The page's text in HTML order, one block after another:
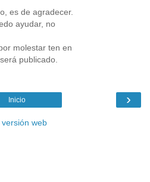
es de agradecer.
ayudar, no
molestar ten en
publicado.
›
Inicio
versión web